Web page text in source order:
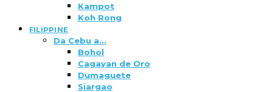
Kampot
Koh Rong
FILIPPINE
Da Cebu a…
Bohol
Cagayan de Oro
Dumaguete
Siargao